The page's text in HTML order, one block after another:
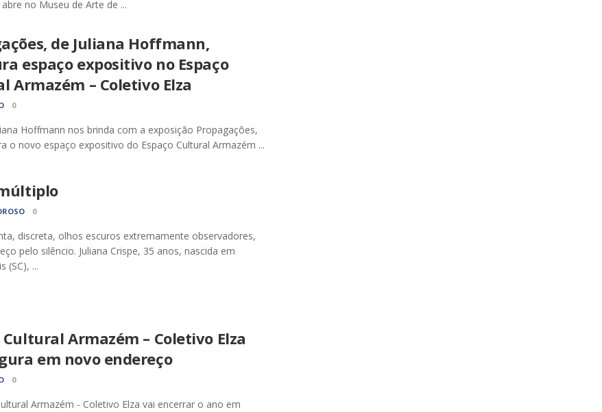
no Museu de Arte de ...
de Juliana Hoffmann,
espaço expositivo no Espaço
Armazém – Coletivo Elza
0
Hoffmann nos brinda com a exposição Propagações,
o novo espaço expositivo do Espaço Cultural Armazém ...
0
discreta, olhos escuros extremamente observadores,
pelo silêncio. Juliana Crispe, 35 anos, nascida em
(SC), ...
Cultural Armazém – Coletivo Elza
em novo endereço
0
Armazém - Coletivo Elza vai encerrar o ano em